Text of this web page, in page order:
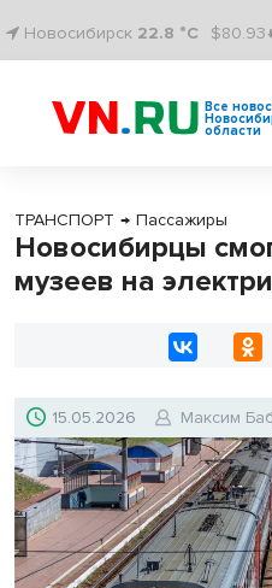
Новосибирск 22.8 °C
Все
области
ТРАНСПОРТ → Пассажиры
Новосибирцы
музеев на
15.05.2026 Максим